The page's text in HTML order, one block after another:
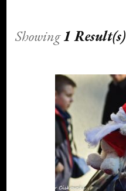
Showing1 Result(s)